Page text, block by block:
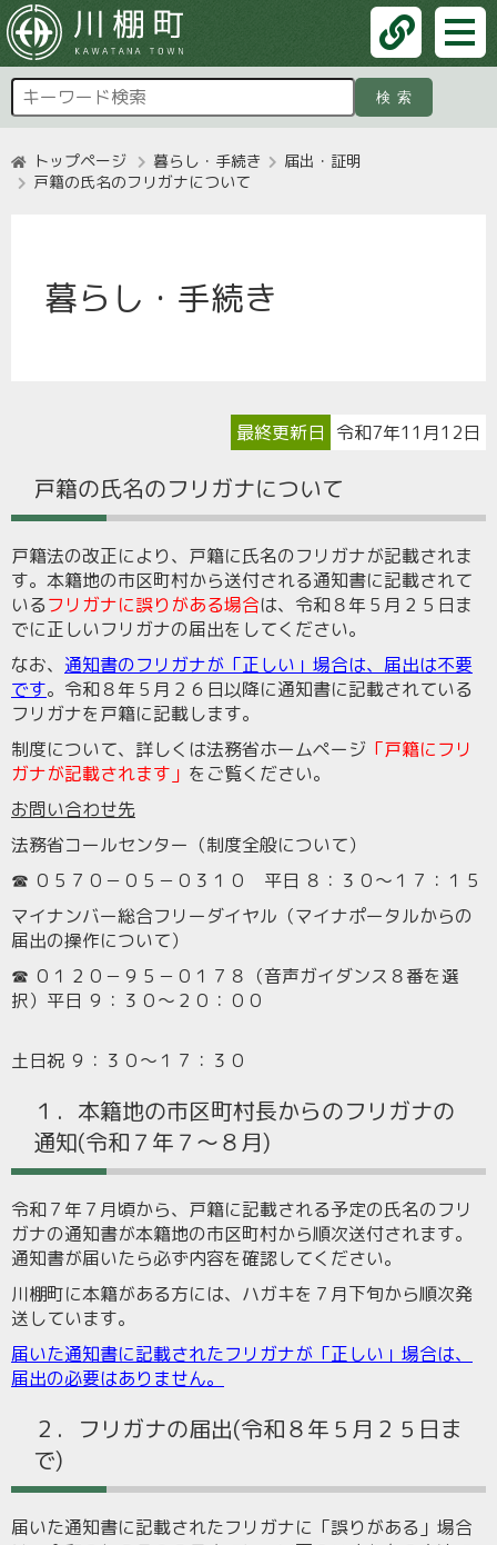
検索
トップページ 暮らし・手続き
届出・証明
戸籍の氏名のフリガナについて
暮らし・手続き
最終更新日 令和7年11月12日
戸籍の氏名のフリガナについて
戸籍法の改正により、戸籍に氏名のフリガナが記載されま
す。本籍地の市区町村から送付される通知書に記載されて
いるフリガナに誤りがある場合は、令和８年５月２５日ま
でに正しいフリガナの届出をしてください。
なお、 通知書のフリガナが「正しい」場合は、届出は不要
です。令和８年５月２６日以降に通知書に記載されている
フリガナを戸籍に記載します。
制度について、詳しくは法務省ホームページ 「戸籍にフリ
ガナが記載されます」 をご覧ください。
お問い合わせ先
法務省コールセンター（制度全般について）
☎ ０５７０－０５－０３１０
平日 ８：３０～１７：１５
マイナンバー総合フリーダイヤル（マイナポータルからの
届出の操作について）
☎ ０１２０－９５－０１７８ （音声ガイダンス８番を選
択）平日 ９：３０～２０：００
土日祝 ９：３０～１７：３０
１．本籍地の市区町村長からのフリガナの
通知(令和７年７～８月)
令和７年７月頃から、戸籍に記載される予定の氏名のフリ
ガナの通知書が本籍地の市区町村から順次送付されます。
通知書が届いたら必ず内容を確認してください。
川棚町に本籍がある方には、ハガキを７月下旬から順次発
送しています。
届いた通知書に記載されたフリガナが「正しい」場合は、
届出の必要はありません。
２．フリガナの届出(令和８年５月２５日ま
で)
届いた通知書に記載されたフリガナに「誤りがある」場合